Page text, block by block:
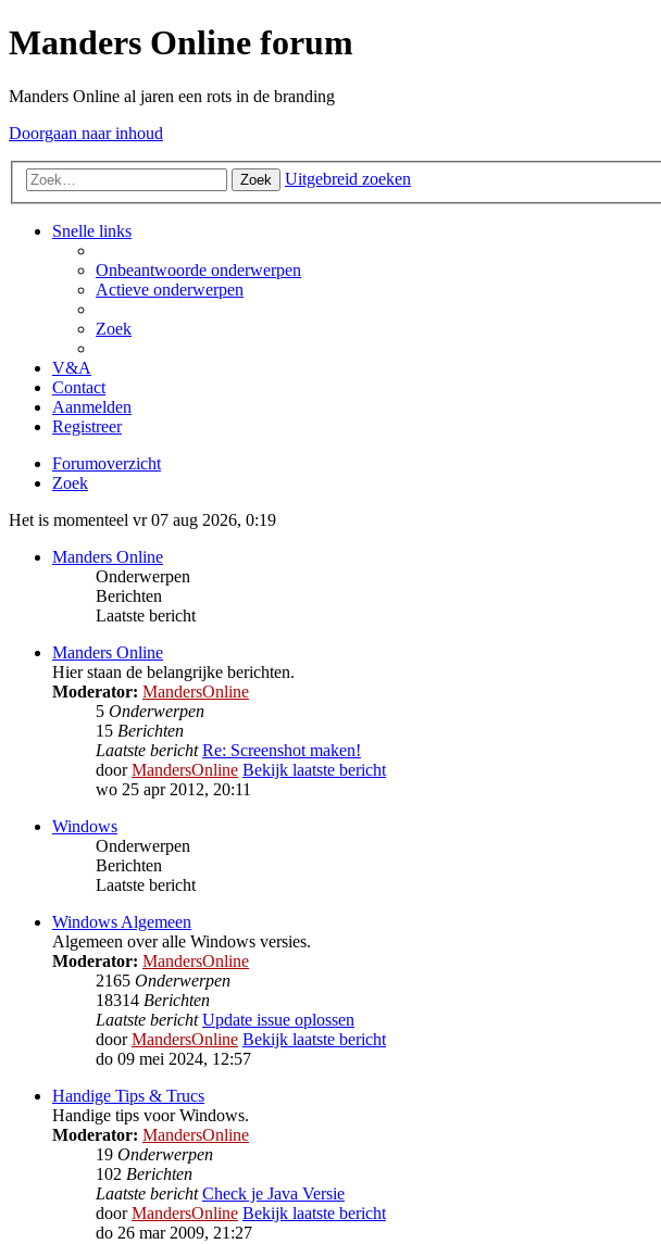
Manders Online forum
Manders Online al jaren een rots in de branding
Doorgaan naar inhoud
Zoek Uitgebreid zoeken
Snelle links
Onbeantwoorde onderwerpen
Actieve onderwerpen
Zoek
V&A
Contact
Aanmelden
Registreer
Forumoverzicht
Zoek
Het is momenteel vr 07 aug 2026, 0:19
Manders Online
Onderwerpen
Berichten
Laatste bericht
Manders Online
Hier staan de belangrijke berichten.
Moderator: MandersOnline
5 Onderwerpen
15 Berichten
Laatste bericht Re: Screenshot maken!
doorMandersOnline Bekijk laatste bericht
wo 25 apr 2012, 20:11
Windows
Onderwerpen
Berichten
Laatste bericht
Windows Algemeen
Algemeen over alle Windows versies.
Moderator: MandersOnline
2165 Onderwerpen
18314 Berichten
Laatste bericht Update issue oplossen
doorMandersOnline Bekijk laatste bericht
do 09 mei 2024, 12:57
Handige Tips & Trucs
Handige tips voor Windows.
Moderator: MandersOnline
19 Onderwerpen
102 Berichten
Laatste bericht Check je Java Versie
doorMandersOnline Bekijk laatste bericht
do 26 mar 2009, 21:27